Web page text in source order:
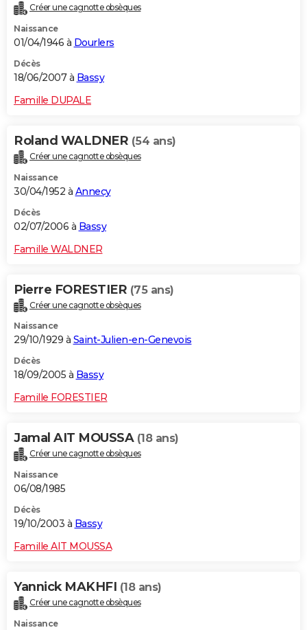
Créer une cagnotte obsèques
Naissance
01/04/1946 à Dourlers
Décès
18/06/2007 à Bassy
Famille DUPALE
Roland WALDNER (54 ans)
Créer une cagnotte obsèques
Naissance
30/04/1952 à Annecy
Décès
02/07/2006 à Bassy
Famille WALDNER
Pierre FORESTIER (75 ans)
Créer une cagnotte obsèques
Naissance
29/10/1929 à Saint-Julien-en-Genevois
Décès
18/09/2005 à Bassy
Famille FORESTIER
Jamal AIT MOUSSA (18 ans)
Créer une cagnotte obsèques
Naissance
06/08/1985
Décès
19/10/2003 à Bassy
Famille AIT MOUSSA
Yannick MAKHFI (18 ans)
Créer une cagnotte obsèques
Naissance